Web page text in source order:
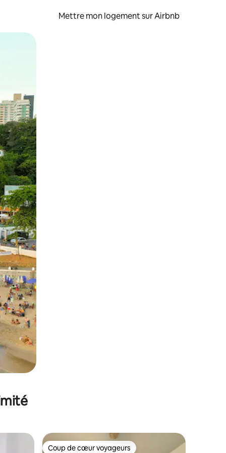
Mettre mon logement sur Airbnb
glisser.
Coup de cœur voyageurs